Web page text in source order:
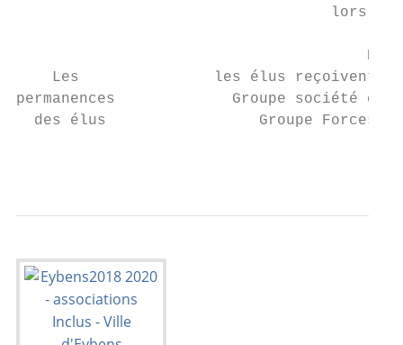
lors
Les               les élus reçoivent
permanences             Groupe société
des élus                 Groupe Forces